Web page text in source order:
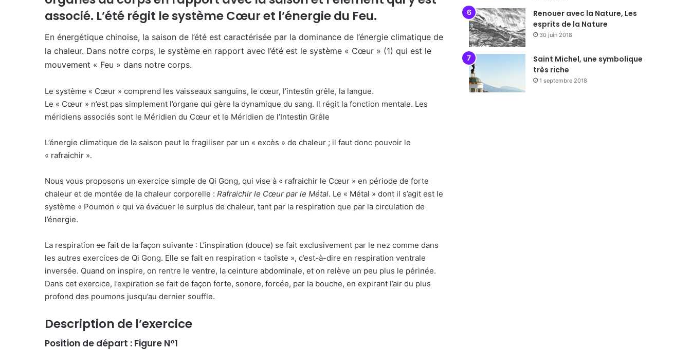
associé. L’été régit le système Cœur et l’énergie du Feu.
En énergétique chinoise, la saison de l’été est caractérisée par la dominance de l’énergie climatique de
la chaleur. Dans notre corps, le système en rapport avec l’été est le système « Cœur » (1) qui est le
mouvement « Feu » dans notre corps.
Le système « Cœur » comprend les vaisseaux sanguins, le cœur, l’intestin grêle, la langue.
Le « Cœur » n’est pas simplement l’organe qui gère la dynamique du sang. Il régit la fonction mentale. Les
méridiens associés sont le Méridien du Cœur et le Méridien de l’Intestin Grêle
L’énergie climatique de la saison peut le fragiliser par un « excès » de chaleur ; il faut donc pouvoir le
« rafraichir ».
Nous vous proposons un exercice simple de Qi Gong, qui vise à « rafraichir le Cœur » en période de forte
chaleur et de montée de la chaleur corporelle : Rafraichir le Cœur par le Métal. Le « Métal » dont il s’agit est le
système « Poumon » qui va évacuer le surplus de chaleur, tant par la respiration que par la circulation de
l’énergie.
La respiration se fait de la façon suivante : L’inspiration (douce) se fait exclusivement par le nez comme dans
les autres exercices de Qi Gong. Elle se fait en respiration « taoïste », c’est-à-dire en respiration ventrale
inversée. Quand on inspire, on rentre le ventre, la ceinture abdominale, et on relève un peu plus le périnée.
Dans cet exercice, l’expiration se fait de façon forte, sonore, forcée, par la bouche, en expirant l’air du plus
profond des poumons jusqu’au dernier souffle.
Description de l’exercice
Position de départ : Figure N°1
Renouer avec la Nature, Les
esprits de la Nature
30 juin 2018
Saint Michel, une symbolique
très riche
1 septembre 2018